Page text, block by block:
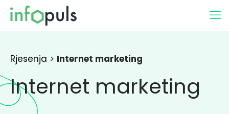
Rjesenja > Internet marketing
Internet marketing